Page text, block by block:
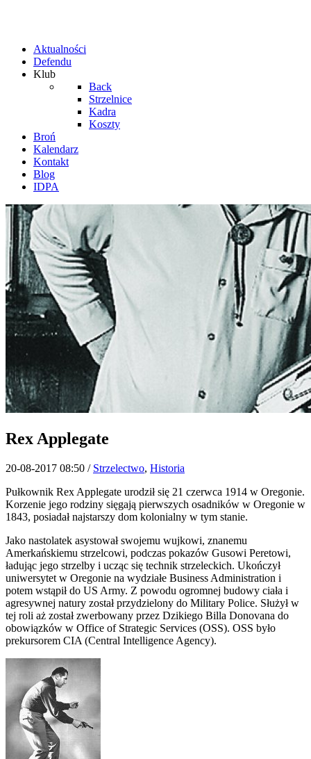
Aktualności
Defendu
Klub
Back
Strzelnice
Kadra
Koszty
Broń
Kalendarz
Kontakt
Blog
IDPA
Rex Applegate
20-08-2017 08:50 / Strzelectwo, Historia
Pułkownik Rex Applegate urodził się 21 czerwca 1914 w Oregonie.
Korzenie jego rodziny sięgają pierwszych osadników w Oregonie w
1843, posiadał najstarszy dom kolonialny w tym stanie.
Jako nastolatek asystował swojemu wujkowi, znanemu
Amerkańskiemu strzelcowi, podczas pokazów Gusowi Peretowi,
ładując jego strzelby i ucząc się technik strzeleckich. Ukończył
uniwersytet w Oregonie na wydziałe Business Administration i
potem wstąpił do US Army. Z powodu ogromnej budowy ciała i
agresywnej natury został przydzielony do Military Police. Służył w
tej roli aż został zwerbowany przez Dzikiego Billa Donovana do
obowiązków w Office of Strategic Services (OSS). OSS było
prekursorem CIA (Central Intelligence Agency).